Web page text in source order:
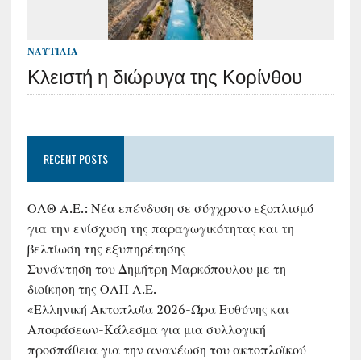
ΝΑΥΤΙΛΊΑ
Κλειστή η διώρυγα της Κορίνθου
RECENT POSTS
ΟΛΘ Α.Ε.: Νέα επένδυση σε σύγχρονο εξοπλισμό
για την ενίσχυση της παραγωγικότητας και τη
βελτίωση της εξυπηρέτησης
Συνάντηση του Δημήτρη Μαρκόπουλου με τη
διοίκηση της ΟΛΠ Α.Ε.
«Ελληνική Ακτοπλοΐα 2026-Ώρα Ευθύνης και
Αποφάσεων-Κάλεσμα για μια συλλογική
προσπάθεια για την ανανέωση του ακτοπλοϊκού